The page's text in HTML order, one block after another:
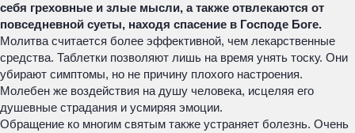
себя греховные и злые мысли, а также отвлекаются от
повседневной суеты, находя спасение в Господе Боге.
Молитва считается более эффективной, чем лекарственные
средства. Таблетки позволяют лишь на время унять тоску. Они
убирают симптомы, но не причину плохого настроения.
Молебен же воздействия на душу человека, исцеляя его
душевные страдания и усмиряя эмоции.
Обращение ко многим святым также устраняет болезнь. Очень